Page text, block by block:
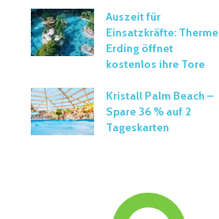
Auszeit für
Einsatzkräfte: Therme
Erding öffnet
kostenlos ihre Tore
Kristall Palm Beach –
Spare 36 % auf 2
Tageskarten